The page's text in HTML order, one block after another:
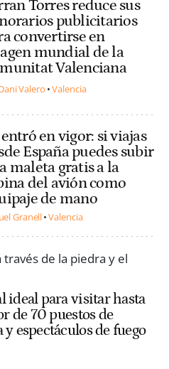
Torres reduce sus
publicitarios
convertirse en
mundial de la
Valenciana
Valero Valencia
en vigor: si viajas
España puedes subir
maleta gratis a la
del avión como
de mano
Granell Valencia
ideal para visitar hasta
de 70 puestos de
espectáculos de fuego